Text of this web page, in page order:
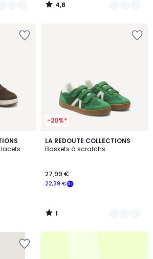
4,8
/
-20%*
LA REDOUTE COLLECTIONS
Baskets à scratchs
22,39 €
27,99 €
1
/
2
Couleurs
1
/